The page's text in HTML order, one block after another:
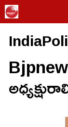
Skip
to
content